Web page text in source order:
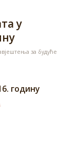
у
за будуће
годину